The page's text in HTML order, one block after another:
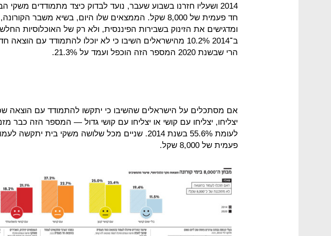
2014 ושעליו חזרנו בשבוע שעבר, נועד לבדוק כיצד מתמודדים משקי
חד פעמית של 8,000 שקל. הממצאים שלו היום, בשיא משבר
ומדגישים את הזינוק בשבירות הפיננסית, ולא רק של האוכלוסיות
ב־2014 10.2% מהישראלים השיבו כי לא יוכלו להתמודד עם
הרי שבשנת 2020 המספר הזה הוכפל ועמד על 21.3%.
אם מסתכלים על הישראלים שהשיבו כי יתקשו להתמודד עם הוצאה
לעומת 55.6% בשנת 2014. שניים מכל שלושה משקי בית
פעמית של 8,000 שקל.